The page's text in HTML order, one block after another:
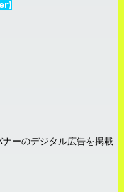
ーのデジタル広告を掲載